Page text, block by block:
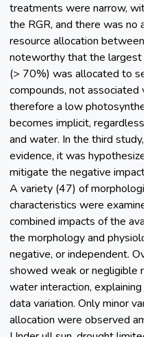
treatments were narrow,
the RGR, and there was no
resource allocation between
noteworthy that the largest
(> 70%) was allocated to
compounds, not associated
therefore a low
becomes implicit, regardless
and water. In the third study,
evidence, it was
mitigate the negative impacts
A variety (47) of
characteristics were
combined impacts of the
the morphology and
negative, or independent.
showed weak or negligible
water interaction, explaining
data variation. Only minor
allocation were observed